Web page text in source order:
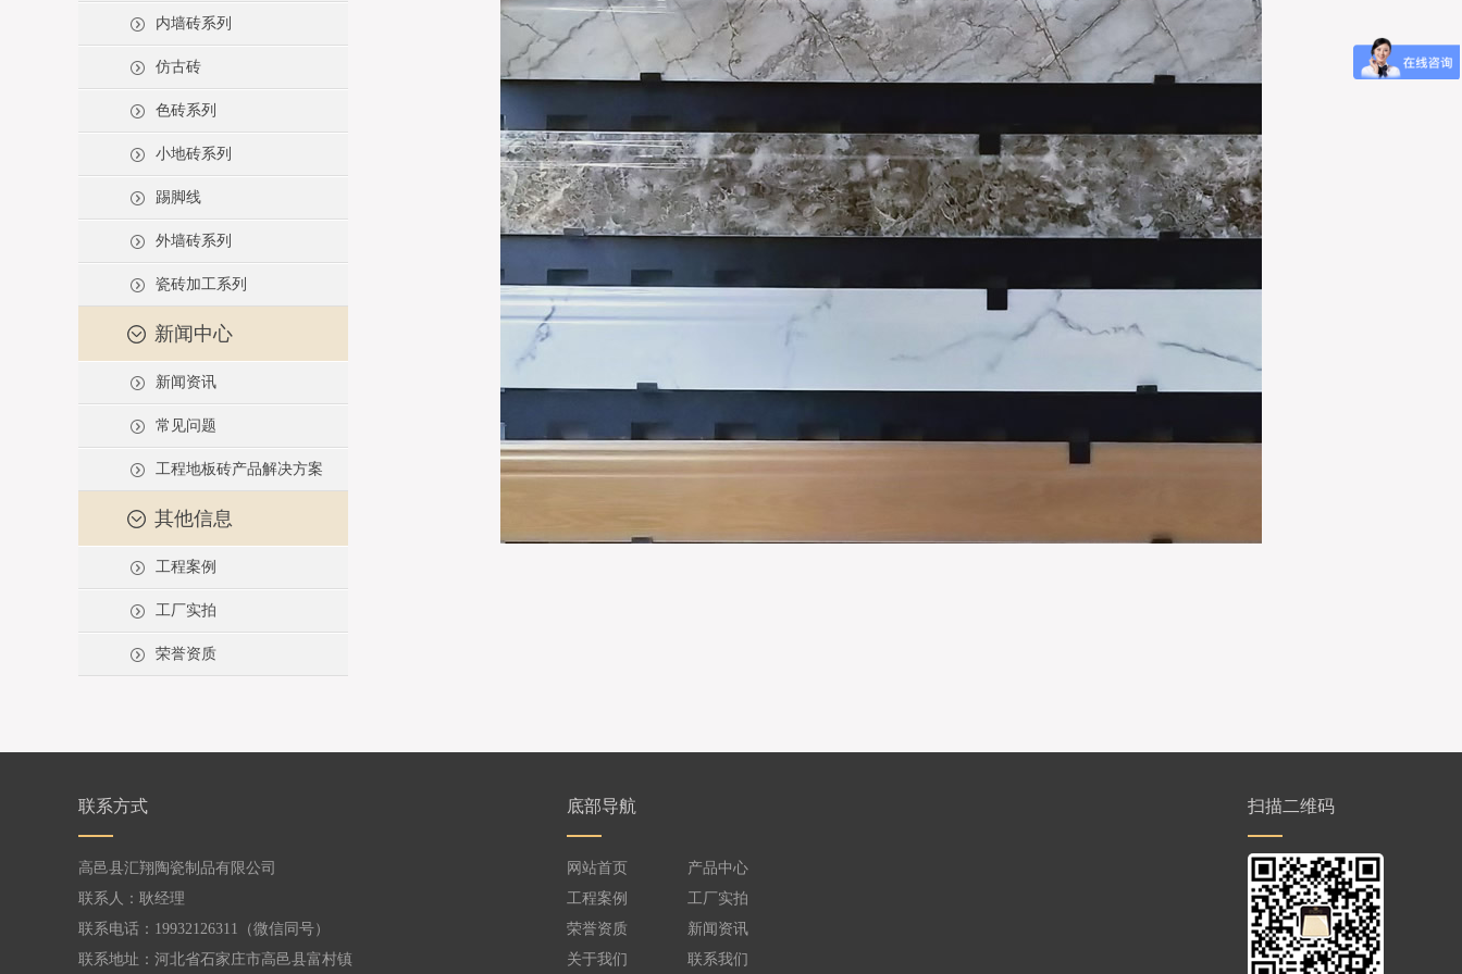
内墙砖系列
仿古砖
色砖系列
小地砖系列
踢脚线
外墙砖系列
瓷砖加工系列
新闻中心
新闻资讯
常见问题
工程地板砖产品解决方案
其他信息
工程案例
工厂实拍
荣誉资质
联系方式
高邑县汇翔陶瓷制品有限公司
联系人：耿经理
联系电话：19932126311（微信同号）
联系地址：河北省石家庄市高邑县富村镇
底部导航
网站首页
产品中心
工程案例
工厂实拍
荣誉资质
新闻资讯
关于我们
联系我们
扫描二维码